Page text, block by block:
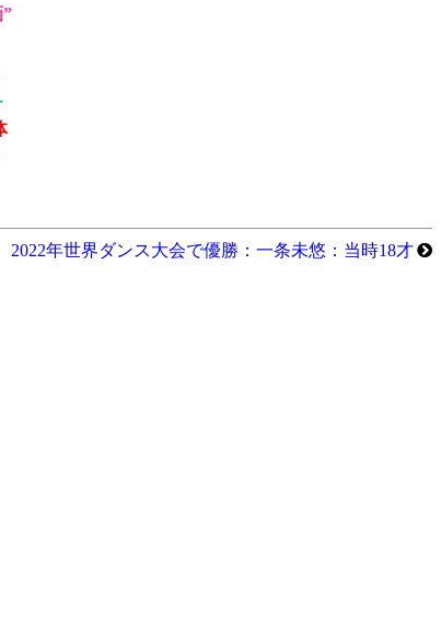
2022年世界ダンス大会で優勝：一条未悠：当時18才